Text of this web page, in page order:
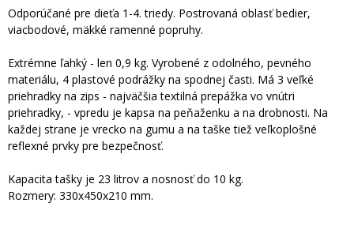
Odporúčané pre dieťa 1-4. triedy. Postrovaná oblasť bedier,
viacbodové, mäkké ramenné popruhy.
Extrémne ľahký - len 0,9 kg. Vyrobené z odolného, pevného
materiálu, 4 plastové podrážky na spodnej časti. Má 3 veľké
priehradky na zips - najväčšia textilná prepážka vo vnútri
priehradky, - vpredu je kapsa na peňaženku a na drobnosti. Na
každej strane je vrecko na gumu a na taške tiež veľkoplošné
reflexné prvky pre bezpečnosť.
Kapacita tašky je 23 litrov a nosnosť do 10 kg.
Rozmery: 330x450x210 mm.